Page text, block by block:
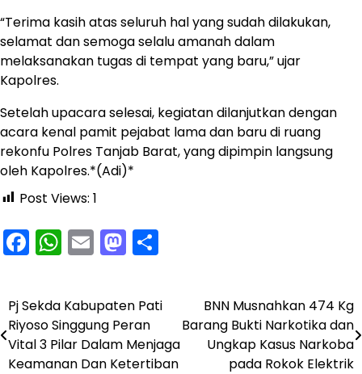
“Terima kasih atas seluruh hal yang sudah dilakukan,
selamat dan semoga selalu amanah dalam
melaksanakan tugas di tempat yang baru,” ujar
Kapolres.
Setelah upacara selesai, kegiatan dilanjutkan dengan
acara kenal pamit pejabat lama dan baru di ruang
rekonfu Polres Tanjab Barat, yang dipimpin langsung
oleh Kapolres.*(Adi)*
Post Views: 1
Facebook
WhatsApp
EmailMastodon
Navigasi
pos
Pj Sekda Kabupaten Pati
Riyoso Singgung Peran
Vital 3 Pilar Dalam Menjaga
Keamanan Dan Ketertiban
BNN Musnahkan 474 Kg
Barang Bukti Narkotika dan
Ungkap Kasus Narkoba
pada Rokok Elektrik